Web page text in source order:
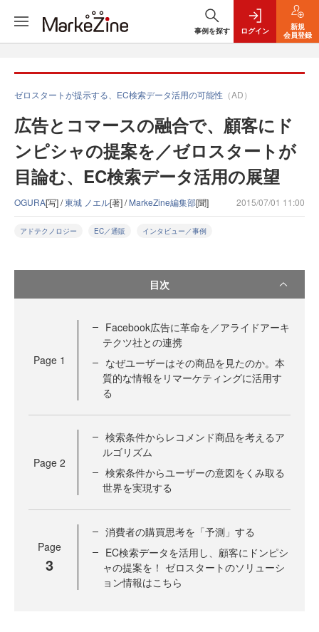
事例を探す ログイン
新規
会員登録
ゼロスタートが提示する、EC検索データ活用の可能性 （AD）
広告とコマースの融合で、顧客にド
ンピシャの提案を／ゼロスタートが
目論む、EC検索データ活用の展望
OGURA[写] /東城 ノエル[著] /MarkeZine編集部[聞] 2015/07/01 11:00
アドテクノロジー EC／通販 インタビュー／事例
目次
Page 1
Facebook広告に革命を／アライドアーキ
テクツ社との連携
なぜユーザーはその商品を見たのか。本
質的な情報をリマーケティングに活用す
る
Page 2
検索条件からレコメンド商品を考えるア
ルゴリズム
検索条件からユーザーの意図をくみ取る
世界を実現する
Page
3
消費者の購買思考を「予測」する
EC検索データを活用し、顧客にドンピシ
ャの提案を！ ゼロスタートのソリューシ
ョン情報はこちら